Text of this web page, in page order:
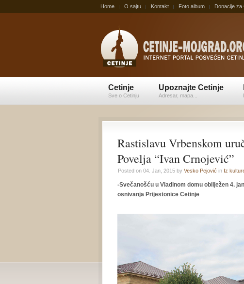
Home O sajtu Kontakt Foto album Donacije za
Cetinje
Sve o Cetinju
Upoznajte Cetinje
Adresar, mapa...
Rastislavu Vrbenskom
Povelja “Ivan Crnojević”
Posted on 04. Jan, 2015 by Vesko Pejović in Iz
-Svečanošću u Vladinom domu obilježen 4.
osnivanja Prijestonice Cetinje